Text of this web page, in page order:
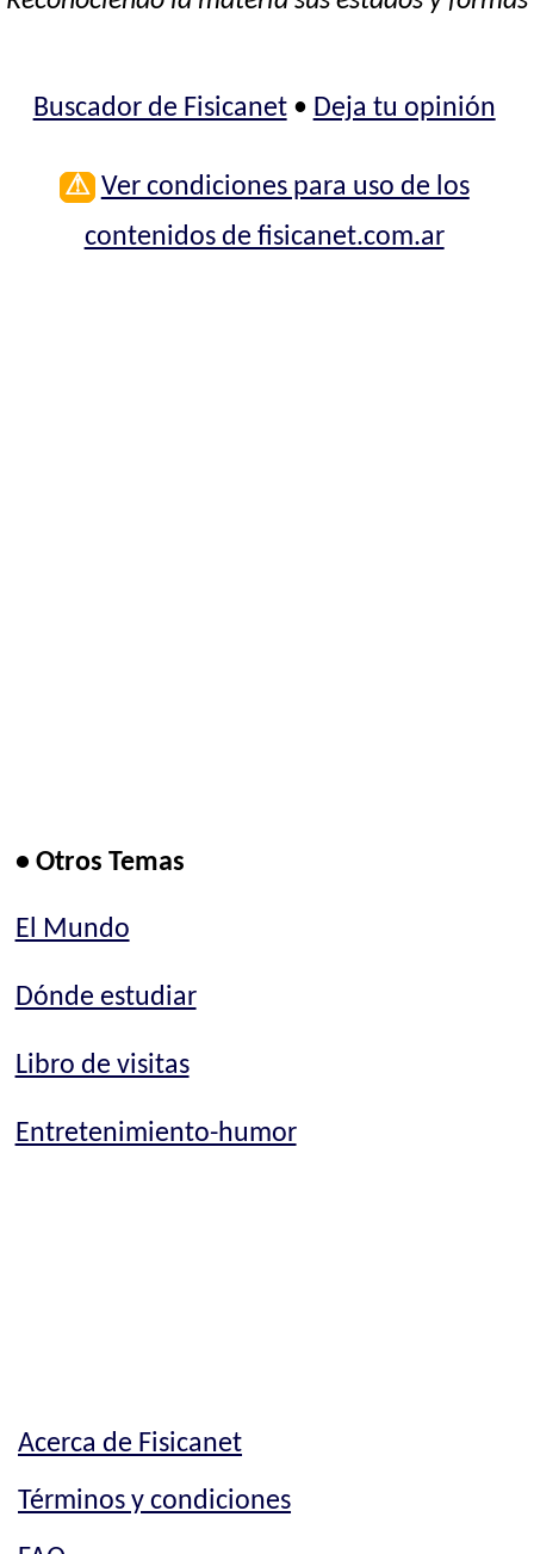
Buscador de Fisicanet• Deja tu opinión
⚠ Ver condiciones para uso de los
contenidos de fisicanet.com.ar
• Otros Temas
El Mundo
Dónde estudiar
Libro de visitas
Entretenimiento-humor
Acerca de Fisicanet
Términos y condiciones